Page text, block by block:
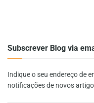
Subscrever Blog via
Indique o seu endereço de
notificações de novos